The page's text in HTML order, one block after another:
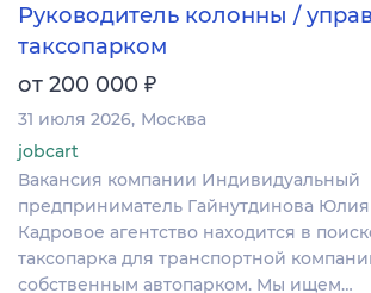
Руководитель колонны /
таксопарком
от 200 000 ₽
31 июля 2026 Москва
jobcart
Вакансия компании Индивидуальный
предприниматель Гайнутдинова
Кадровое агентство находится в
таксопарка для транспортной
собственным автопарком. Мы ищем…